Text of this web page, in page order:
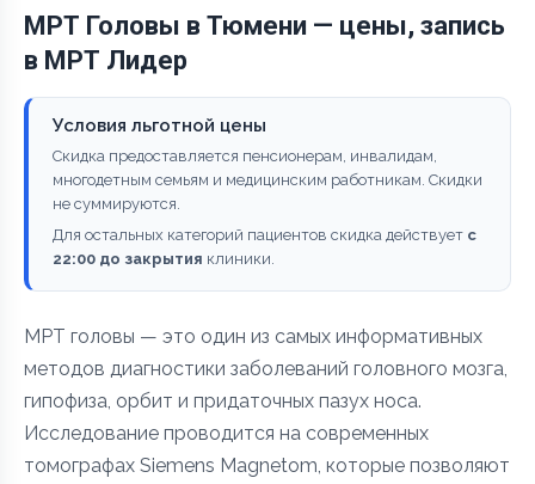
МРТ Головы в Тюмени — цены, запись
в МРТ Лидер
Условия льготной цены
Скидка предоставляется пенсионерам, инвалидам,
многодетным семьям и медицинским работникам. Скидки
не суммируются.
Для остальных категорий пациентов скидка действует с
22:00 до закрытия клиники.
МРТ головы — это один из самых информативных
методов диагностики заболеваний головного мозга,
гипофиза, орбит и придаточных пазух носа.
Исследование проводится на современных
томографах Siemens Magnetom, которые позволяют